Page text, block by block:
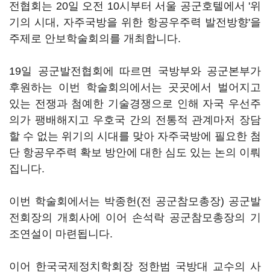
전협회는 20일 오전 10시부터 서울 공군호텔에서 '위
기의 시대, 자주국방을 위한 항공우주력 발전방향'을
주제로 안보학술회의를 개최합니다.
19일 공군발전협회에 따르면 국방부와 공군본부가
후원하는 이번 학술회의에서는 곳곳에서 벌어지고
있는 전쟁과 첨예한 기술경쟁으로 인해 자국 우선주
의가 팽배해지고 우호국 간의 전통적 관계마저 장담
할 수 없는 위기의 시대를 맞아 자주국방에 필요한 첨
단 항공우주력 확보 방안에 대한 심도 있는 논의 이뤄
집니다.
이번 학술회에서는 박종헌(전 공군참모총장) 공군발
전회장의 개회사에 이어 손석락 공군참모총장의 기
조연설이 마련됩니다.
이어 한국국제정치학회장 정한범 국방대 교수의 사